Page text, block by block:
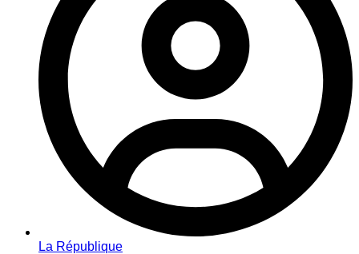
La République